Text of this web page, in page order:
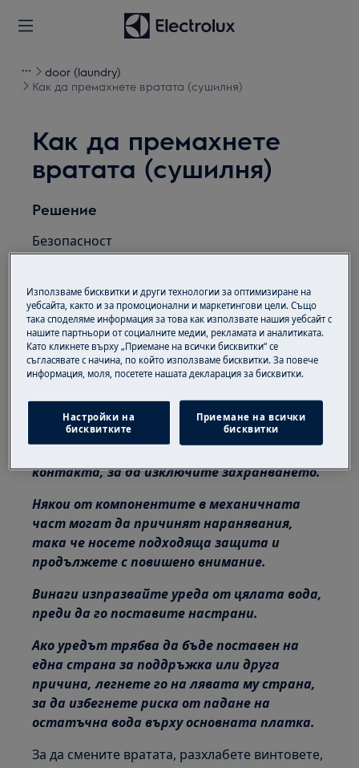
door (laundry)
Как да премахнете вратата (сушилня)
Как да премахнете
вратата (сушилня)
Решение
Безопасност
извърши вътре в уреда, изисква
специфични умения и знания и може да се
извършва само от квалифицирани и
оторизирани сервизни инженери
Тази платформа не е оборудвана с
превключвател за ВКЛ./ИЗКЛ.
Преди да получите достъп до вътрешните
контакта, за да изключите захранването.
Някои от компонентите в механичната
част могат да причинят наранявания,
така че носете подходяща защита и
продължете с повишено внимание.
Винаги изпразвайте уреда от цялата вода,
преди да го поставите настрани.
Ако уредът трябва да бъде поставен на
една страна за поддръжка или друга
причина, легнете го на лявата му страна,
за да избегнете риска от падане на
остатъчна вода върху основната платка.
За да смените вратата, разхлабете винтовете,
Използваме бисквитки и други технологии за оптимизиране на
уебсайта, както и за промоционални и маркетингови цели. Също
така споделяме информация за това как използвате нашия уебсайт с
нашите партньори от социалните медии, рекламата и аналитиката.
Като кликнете върху „Приемане на всички бисквитки“ се
съгласявате с начина, по който използваме бисквитки. За повече
информация, моля, посетете нашата декларация за бисквитки.
Настройки на
бисквитките
Приемане на всички
бисквитки